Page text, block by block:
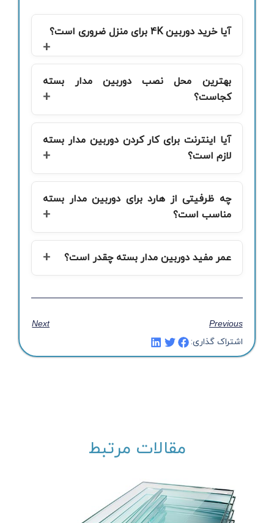
آیا خرید دوربین 4K برای منزل ضروری است؟
بهترین محل نصب دوربین مدار بسته
کجاست؟
آیا اینترنت برای کار کردن دوربین مدار بسته
لازم است؟
چه ظرفیتی از هارد برای دوربین مدار بسته
مناسب است؟
عمر مفید دوربین مدار بسته چقدر است؟
Previous
Next
اشتراک گذاری:
مقالات مرتبط